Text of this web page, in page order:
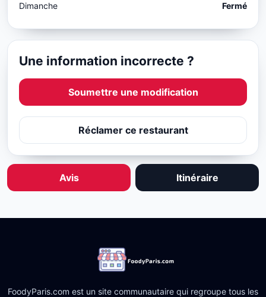
Dimanche Fermé
Une information incorrecte ?
Soumettre une modification
Réclamer ce restaurant
Avis Itinéraire
FoodyParis.com est un site communautaire qui regroupe tous les